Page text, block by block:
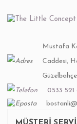
Mustafa
Caddesi,
0533 521